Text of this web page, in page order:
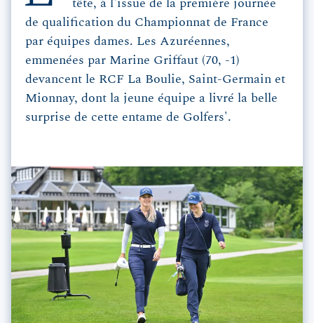
tête, à l'issue de la première journée
de qualification du Championnat de France
par équipes dames. Les Azuréennes,
emmenées par Marine Griffaut (70, -1)
devancent le RCF La Boulie, Saint-Germain et
Mionnay, dont la jeune équipe a livré la belle
surprise de cette entame de Golfers'.